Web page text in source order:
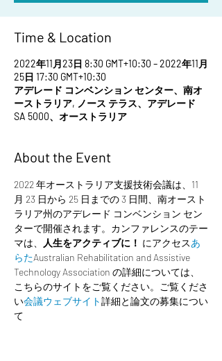
Time & Location
2022年11月23日 8:30 GMT+10:30 – 2022年11月
25日 17:30 GMT+10:30
アデレード コンベンション センター、南オ
ーストラリア, ノース テラス、アデレード
SA 5000、オーストラリア
About the Event
2022 年オーストラリア支援技術会議は、11
月 23 日から 25 日までの 3 日間、南オースト
ラリア州のアデレード コンベンション セン
ターで開催されます。カンファレンスのテー
マは、
人生をアクティブに！ にアクセスあ
らたAustralian Rehabilitation and Assistive
Technology Association の詳細については、
こちらのサイトをご覧ください。ご覧くださ
い会議ウェブサイト詳細と論文の募集につい
て